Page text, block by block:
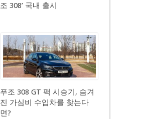
조 308’ 국내 출시
푸조 308 GT 팩 시승기, 숨겨
진 가심비 수입차를 찾는다
면?